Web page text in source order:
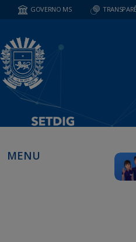
GOVERNO MS
MENU